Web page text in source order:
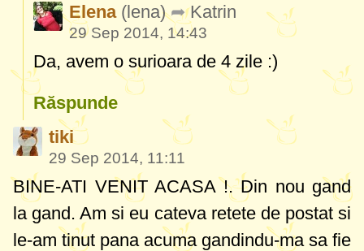
Elena (lena) Katrin
29 Sep 2014, 14:43
Da, avem o surioara de 4 zile :)
Răspunde
tiki
29 Sep 2014, 11:11
BINE-ATI VENIT ACASA !. Din nou gand
la gand. Am si eu cateva retete de postat si
le-am tinut pana acuma gandindu-ma sa fie